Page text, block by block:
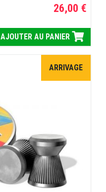
26,00 €
AJOUTER AU PANIER
ARRIVAGE